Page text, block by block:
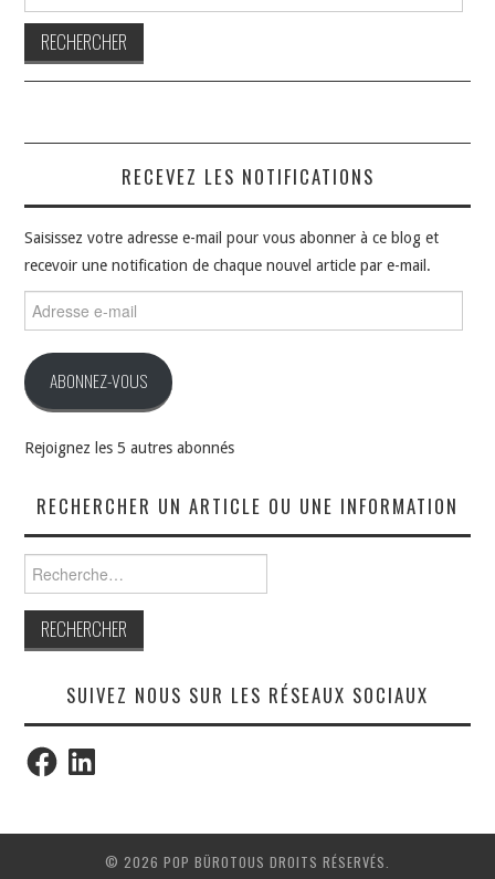
RECEVEZ LES NOTIFICATIONS
Saisissez votre adresse e-mail pour vous abonner à ce blog et
recevoir une notification de chaque nouvel article par e-mail.
e-
ABONNEZ-VOUS
Rejoignez les 5 autres abonnés
RECHERCHER UN ARTICLE OU UNE INFORMATION
SUIVEZ NOUS SUR LES RÉSEAUX SOCIAUX
FacebookLinkedIn
© 2026 POP BÜROTOUS DROITS RÉSERVÉS.